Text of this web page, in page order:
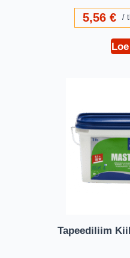
5,56€
Tapeediliim